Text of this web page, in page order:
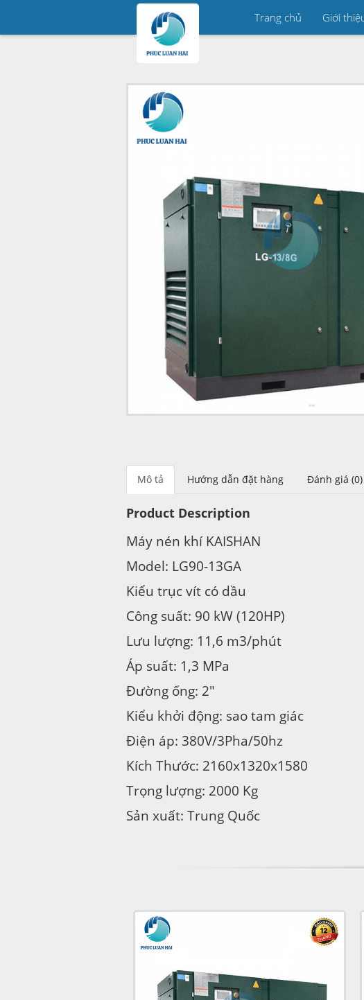
Trang chủ Giới
Mô tả Hướng dẫn đặt hàng Đánh giá (0)
Product Description
Máy nén khí KAISHAN
Model: LG90-13GA
Kiểu trục vít có dầu
Công suất: 90 kW (120HP)
Lưu lượng: 11,6 m3/phút
Áp suất: 1,3 MPa
Đường ống: 2″
Kiểu khởi động: sao tam giác
Điện áp: 380V/3Pha/50hz
Kích Thước: 2160x1320x1580
Trọng lượng: 2000 Kg
Sản xuất: Trung Quốc